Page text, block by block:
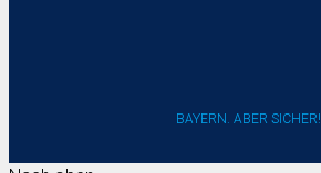
BAYERN. ABER SICHER!